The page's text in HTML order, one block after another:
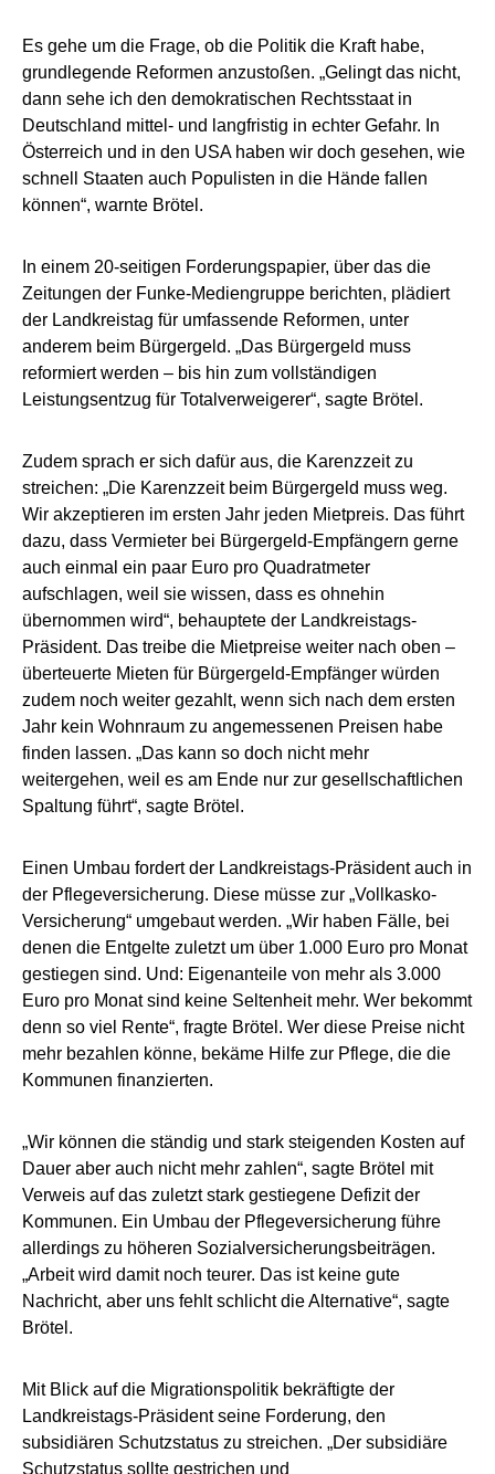
Es gehe um die Frage, ob die Politik die Kraft habe,
grundlegende Reformen anzustoßen. „Gelingt das nicht,
dann sehe ich den demokratischen Rechtsstaat in
Deutschland mittel- und langfristig in echter Gefahr. In
Österreich und in den USA haben wir doch gesehen, wie
schnell Staaten auch Populisten in die Hände fallen
können“, warnte Brötel.
In einem 20-seitigen Forderungspapier, über das die
Zeitungen der Funke-Mediengruppe berichten, plädiert
der Landkreistag für umfassende Reformen, unter
anderem beim Bürgergeld. „Das Bürgergeld muss
reformiert werden – bis hin zum vollständigen
Leistungsentzug für Totalverweigerer“, sagte Brötel.
Zudem sprach er sich dafür aus, die Karenzzeit zu
streichen: „Die Karenzzeit beim Bürgergeld muss weg.
Wir akzeptieren im ersten Jahr jeden Mietpreis. Das führt
dazu, dass Vermieter bei Bürgergeld-Empfängern gerne
auch einmal ein paar Euro pro Quadratmeter
aufschlagen, weil sie wissen, dass es ohnehin
übernommen wird“, behauptete der Landkreistags-
Präsident. Das treibe die Mietpreise weiter nach oben –
überteuerte Mieten für Bürgergeld-Empfänger würden
zudem noch weiter gezahlt, wenn sich nach dem ersten
Jahr kein Wohnraum zu angemessenen Preisen habe
finden lassen. „Das kann so doch nicht mehr
weitergehen, weil es am Ende nur zur gesellschaftlichen
Spaltung führt“, sagte Brötel.
Einen Umbau fordert der Landkreistags-Präsident auch in
der Pflegeversicherung. Diese müsse zur „Vollkasko-
Versicherung“ umgebaut werden. „Wir haben Fälle, bei
denen die Entgelte zuletzt um über 1.000 Euro pro Monat
gestiegen sind. Und: Eigenanteile von mehr als 3.000
Euro pro Monat sind keine Seltenheit mehr. Wer bekommt
denn so viel Rente“, fragte Brötel. Wer diese Preise nicht
mehr bezahlen könne, bekäme Hilfe zur Pflege, die die
Kommunen finanzierten.
„Wir können die ständig und stark steigenden Kosten auf
Dauer aber auch nicht mehr zahlen“, sagte Brötel mit
Verweis auf das zuletzt stark gestiegene Defizit der
Kommunen. Ein Umbau der Pflegeversicherung führe
allerdings zu höheren Sozialversicherungsbeiträgen.
„Arbeit wird damit noch teurer. Das ist keine gute
Nachricht, aber uns fehlt schlicht die Alternative“, sagte
Brötel.
Mit Blick auf die Migrationspolitik bekräftigte der
Landkreistags-Präsident seine Forderung, den
subsidiären Schutzstatus zu streichen. „Der subsidiäre
Schutzstatus sollte gestrichen und